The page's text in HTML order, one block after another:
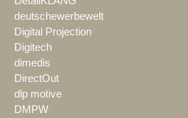
deutschewerbewelt
Digital Projection
Digitech
dimedis
DirectOut
dlp motive
DMPW